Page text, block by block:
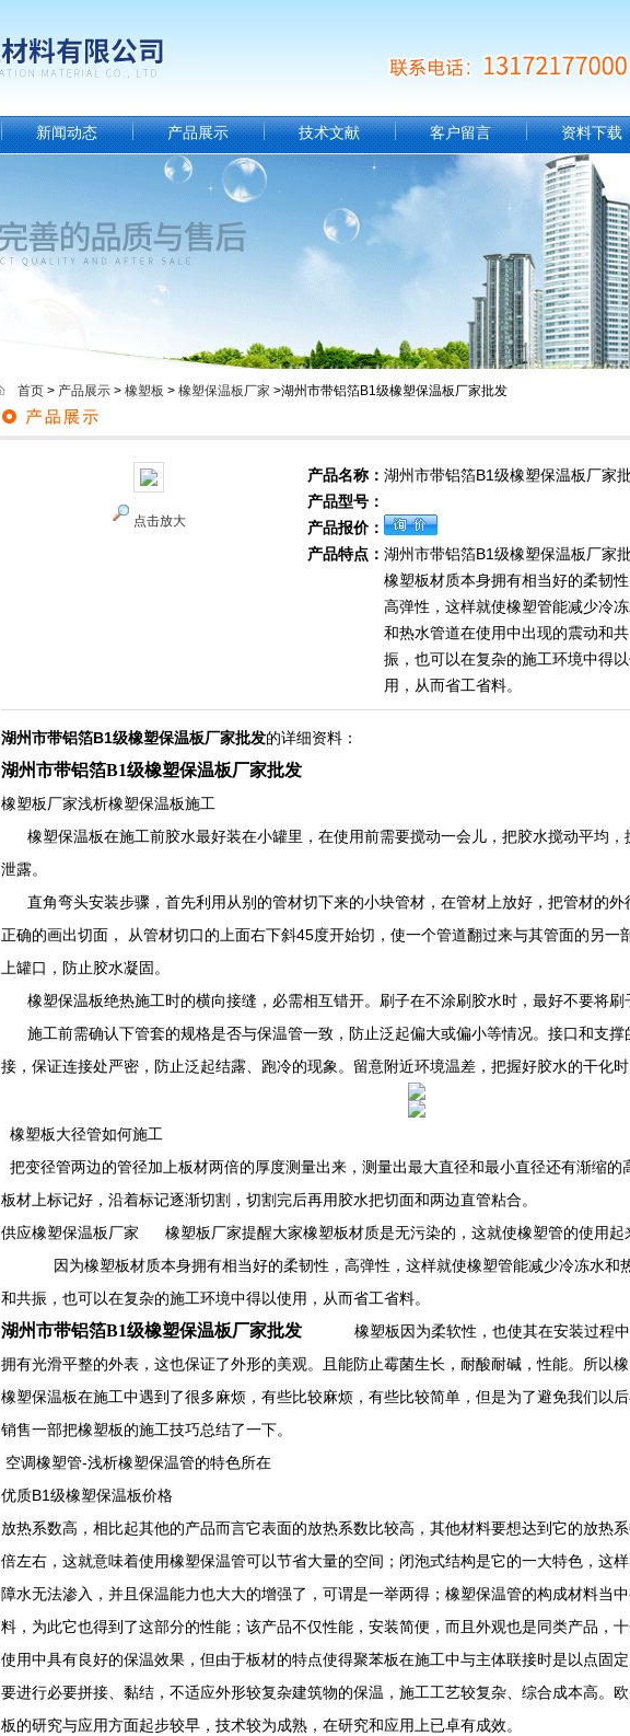
新闻动态 产品展示 技术文献 客户留言 资料下载
首页 > 产品展示 > 橡塑板 > 橡塑保温板厂家 >湖州市‌带铝箔B1级橡塑保温板厂家批发
点击放大
产品名称： 湖州市‌带铝箔B1级橡塑保温板厂家
产品型号：
产品报价：
产品特点： 湖州市‌带铝箔B1级橡塑保温板厂家
橡塑板材质本身拥有相当好的柔韧性
高弹性，这样就使橡塑管能减少冷
和热水管道在使用中出现的震动和共
振，也可以在复杂的施工环境中得
用，从而省工省料。
湖州市‌带铝箔B1级橡塑保温板厂家批发的详细资料：
湖州市‌带铝箔B1级橡塑保温板厂家批发
橡塑板厂家浅析橡塑保温板施工
橡塑保温板在施工前胶水最好装在小罐里，在使用前需要搅动一会儿，把胶水搅动平均，
泄露。
直角弯头安装步骤，首先利用从别的管材切下来的小块管材，在管材上放好，把管材的外
正确的画出切面， 从管材切口的上面右下斜45度开始切，使一个管道翻过来与其管面的另一
上罐口，防止胶水凝固。
橡塑保温板绝热施工时的横向接缝，必需相互错开。刷子在不涂刷胶水时，最好不要将刷
施工前需确认下管套的规格是否与保温管一致，防止泛起偏大或偏小等情况。接口和支撑
接，保证连接处严密，防止泛起结露、跑冷的现象。留意附近环境温差，把握好胶水的干化时
橡塑板大径管如何施工
把变径管两边的管径加上板材两倍的厚度测量出来，测量出最大直径和最小直径还有渐缩的
板材上标记好，沿着标记逐渐切割，切割完后再用胶水把切面和两边直管粘合。
供应橡塑保温板厂家 橡塑板厂家提醒大家橡塑板材质是无污染的，这就使橡塑管的使用起
因为橡塑板材质本身拥有相当好的柔韧性，高弹性，这样就使橡塑管能减少冷冻水和
和共振，也可以在复杂的施工环境中得以使用，从而省工省料。
湖州市‌带铝箔B1级橡塑保温板厂家批发 橡塑板因为柔软性，也使其在安装过程中
拥有光滑平整的外表，这也保证了外形的美观。且能防止霉菌生长，耐酸耐碱，性能。所以橡
橡塑保温板在施工中遇到了很多麻烦，有些比较麻烦，有些比较简单，但是为了避免我们以
销售一部把橡塑板的施工技巧总结了一下。
空调橡塑管-浅析橡塑保温管的特色所在
优质B1级橡塑保温板价格
放热系数高，相比起其他的产品而言它表面的放热系数比较高，其他材料要想达到它的放热
倍左右，这就意味着使用橡塑保温管可以节省大量的空间；闭泡式结构是它的一大特色，这
障水无法渗入，并且保温能力也大大的增强了，可谓是一举两得；橡塑保温管的构成材料当
料，为此它也得到了这部分的性能；该产品不仅性能，安装简便，而且外观也是同类产品，
使用中具有良好的保温效果，但由于板材的特点使得聚苯板在施工中与主体联接时是以点固
要进行必要拼接、黏结，不适应外形较复杂建筑物的保温，施工工艺较复杂、综合成本高。
板的研究与应用方面起步较早，技术较为成熟，在研究和应用上已卓有成效。